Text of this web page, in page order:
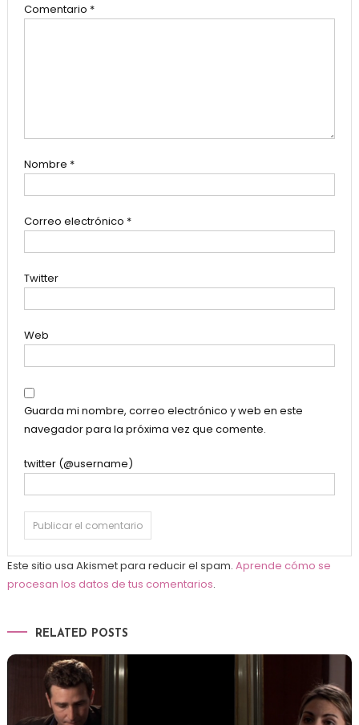
Comentario *
Nombre *
Correo electrónico *
Twitter
Web
Guarda mi nombre, correo electrónico y web en este
navegador para la próxima vez que comente.
twitter (@username)
Este sitio usa Akismet para reducir el spam. Aprende cómo se
procesan los datos de tus comentarios.
RELATED POSTS